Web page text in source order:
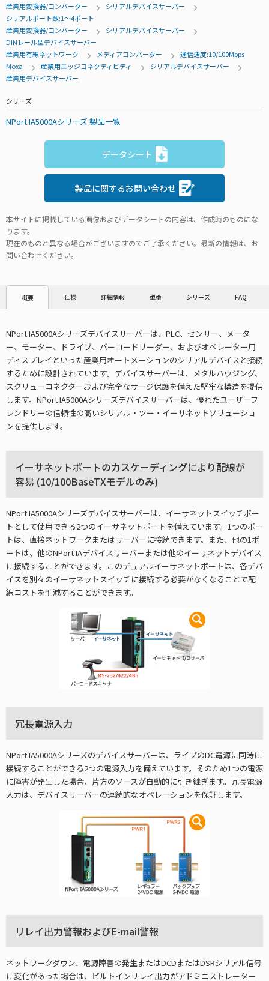
産業用変換器/コンバーター
シリアルデバイスサーバー
シリアルポート数:1～4ポート
産業用変換器/コンバーター
シリアルデバイスサーバー
DINレール型デバイスサーバー
産業用有線ネットワーク
メディアコンバーター
通信速度:10/100Mbps
Moxa
産業用エッジコネクティビティ
シリアルデバイスサーバー
産業用デバイスサーバー
シリーズ
NPort IA5000Aシリーズ 製品一覧
データシート
製品に関するお問い合わせ
本サイトに掲載している画像およびデータシートの内容は、作成時のものにな
ります。
現在のものと異なる場合がございますのでご了承ください。最新の情報は、お
問い合わせください。
概要 仕様 詳細情報 型番 シリーズ FAQ
NPort IA5000Aシリーズデバイスサーバーは、PLC、センサー、メータ
ー、モーター、ドライブ、バーコードリーダー、およびオペレーター用
ディスプレイといった産業用オートメーションのシリアルデバイスと接続
するために設計されています。デバイスサーバーは、メタルハウジング、
スクリューコネクターおよび完全なサージ保護を備えた堅牢な構造を提供
します。NPort IA5000Aシリーズデバイスサーバーは、優れたユーザーフ
レンドリーの信頼性の高いシリアル・ツー・イーサネットソリューショ
ンを提供します。
イーサネットポートのカスケーディングにより配線が
容易 (10/100BaseTXモデルのみ)
NPort IA5000Aシリーズデバイスサーバーは、イーサネットスイッチポー
トとして使用できる2つのイーサネットポートを備えています。1つのポー
トは、直接ネットワークまたはサーバーに接続できます。また、他の1ポ
ートは、他のNPort IAデバイスサーバーまたは他のイーサネットデバイス
に接続することができます。このデュアルイーサネットポートは、各デバ
イスを別々のイーサネットスイッチに接続する必要がなくなることで配
線コストを削減することができます。
冗長電源入力
NPort IA5000Aシリーズのデバイスサーバーは、ライブのDC電源に同時に
接続することができる2つの電源入力を備えています。そのため1つの電源
に障害が発生した場合、片方のソースが自動的に引き継ぎます。冗長電源
入力は、デバイスサーバーの連続的なオペレーションを保証します。
リレイ出力警報およびE-mail警報
ネットワークダウン、電源障害の発生またはDCDまたはDSRシリアル信号
に変化があった場合は、ビルトインリレイ出力がアドミニストレーター